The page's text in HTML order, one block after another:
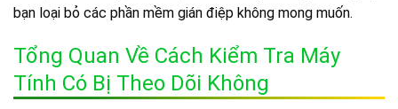
bạn loại bỏ các phần mềm gián điệp không mong muốn.
Tổng Quan Về Cách Kiểm Tra Máy
Tính Có Bị Theo Dõi Không